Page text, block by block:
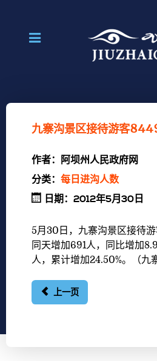
九寨沟景区接待游客
作者：
阿坝州人民政府网
分类： 每日进沟人数
日期：2012年5月30日
5月30日，九寨沟景区接待
同天增加691人，同比增加
人，累计增加24.50%。（九
上一页